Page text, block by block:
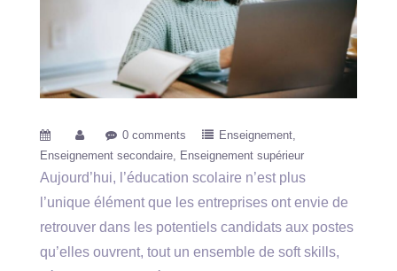
0 comments
Enseignement
Enseignement secondaire
Enseignement supérieur
Aujourd’hui, l’éducation scolaire n’est plus
l’unique élément que les entreprises ont envie de
retrouver dans les potentiels candidats aux postes
qu’elles ouvrent, tout un ensemble de soft skills,